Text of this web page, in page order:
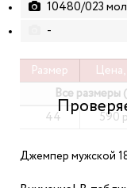
10480/023
-
Размер Цена,
Все размеры
44 590
Джемпер мужской